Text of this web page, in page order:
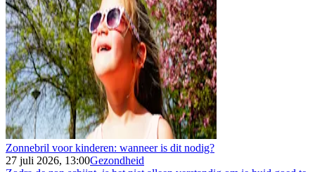
Zonnebril voor kinderen: wanneer is dit nodig?
27 juli 2026, 13:00Gezondheid